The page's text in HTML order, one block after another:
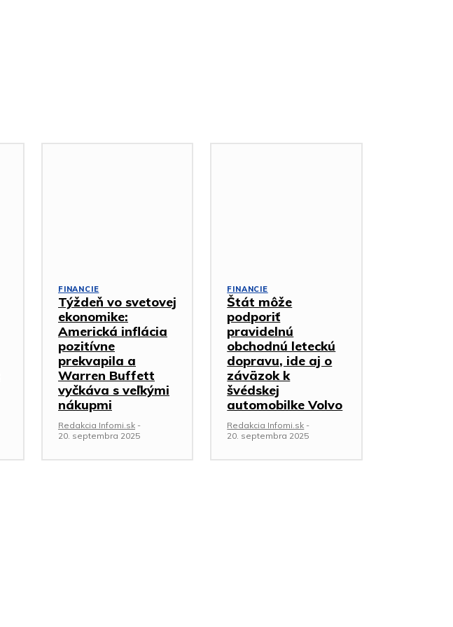
FINANCIE
Týždeň vo svetovej
ekonomike:
Americká inflácia
pozitívne
prekvapila a
Warren Buffett
vyčkáva s veľkými
nákupmi
Redakcia Infomi.sk -
20. septembra 2025
FINANCIE
Štát môže
podporiť
pravidelnú
obchodnú leteckú
dopravu, ide aj o
záväzok k
švédskej
automobilke Volvo
Redakcia Infomi.sk -
20. septembra 2025